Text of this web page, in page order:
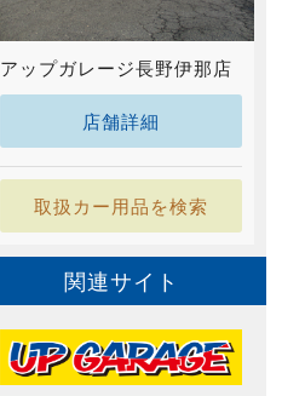
アップガレージ長野伊那店
店舗詳細
取扱カー用品を検索
関連サイト